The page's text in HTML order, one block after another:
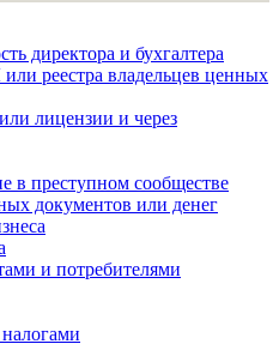
директора и бухгалтера
реестра владельцев ценных
лицензии и через
в преступном сообществе
документов или денег
и потребителями